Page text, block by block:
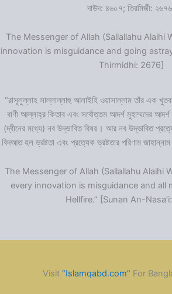
দাউদ: ৪৬০৭; তিরমিজী:
The Messenger of Allah (Sallallahu Alaihi
innovation is misguidance and going
Thirmidhi: 2676]
“রাসূলুল্লাহ সাল্লাল্লাহু আলাইহি ওয়াসাল্লাম তাঁর এক
বাণী আল্লাহ্‌র কিতাব এবং সর্বোত্তম আদর্শ মুহাম্মদের
(দ্বীনের মধ্যে) নব উদ্ভাবিত বিষয়। আর নব উদ্ভাবিত
বিদআত হল ভ্রষ্টতা এবং প্রত্যেক ভ্রষ্টতার পরিণাম
The Messenger of Allah (Sallallahu Alaihi
every innovation is misguidance and all
Hellfire.” [Sunan An-
Visit “Islamqabd.com” For